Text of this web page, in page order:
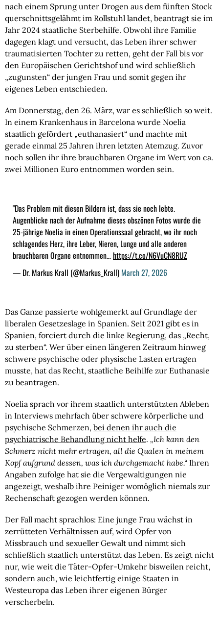
nach einem Sprung unter Drogen aus dem fünften Stock
querschnittsgelähmt im Rollstuhl landet, beantragt sie im
Jahr 2024 staatliche Sterbehilfe. Obwohl ihre Familie
dagegen klagt und versucht, das Leben ihrer schwer
traumatisierten Tochter zu retten, geht der Fall bis vor
den Europäischen Gerichtshof und wird schließlich
„zugunsten“ der jungen Frau und somit gegen ihr
eigenes Leben entschieden.
Am Donnerstag, den 26. März, war es schließlich so weit.
In einem Krankenhaus in Barcelona wurde Noelia
staatlich gefördert „euthanasiert“ und machte mit
gerade einmal 25 Jahren ihren letzten Atemzug. Zuvor
noch sollen ihr ihre brauchbaren Organe im Wert von ca.
zwei Millionen Euro entnommen worden sein.
"Das Problem mit diesen Bildern ist, dass sie noch lebte.
Augenblicke nach der Aufnahme dieses obszönen Fotos wurde die
25-jährige Noelia in einen Operationssaal gebracht, wo ihr noch
schlagendes Herz, ihre Leber, Nieren, Lunge und alle anderen
brauchbaren Organe entnommen…https://t.co/N6VuCN8RUZ
— Dr. Markus Krall (@Markus_Krall) March 27, 2026
Das Ganze passierte wohlgemerkt auf Grundlage der
liberalen Gesetzeslage in Spanien. Seit 2021 gibt es in
Spanien, forciert durch die linke Regierung, das „Recht,
zu sterben“. Wer über einen längeren Zeitraum hinweg
schwere psychische oder physische Lasten ertragen
musste, hat das Recht, staatliche Beihilfe zur Euthanasie
zu beantragen.
Noelia sprach vor ihrem staatlich unterstützten Ableben
in Interviews mehrfach über schwere körperliche und
psychische Schmerzen, bei denen ihr auch die
psychiatrische Behandlung nicht helfe. „Ich kann den
Schmerz nicht mehr ertragen, all die Qualen in meinem
Kopf aufgrund dessen, was ich durchgemacht habe.“ Ihren
Angaben zufolge hat sie die Vergewaltigungen nie
angezeigt, weshalb ihre Peiniger womöglich niemals zur
Rechenschaft gezogen werden können.
Der Fall macht sprachlos: Eine junge Frau wächst in
zerrütteten Verhältnissen auf, wird Opfer von
Missbrauch und sexueller Gewalt und nimmt sich
schließlich staatlich unterstützt das Leben. Es zeigt nicht
nur, wie weit die Täter-Opfer-Umkehr bisweilen reicht,
sondern auch, wie leichtfertig einige Staaten in
Westeuropa das Leben ihrer eigenen Bürger
verscherbeln.